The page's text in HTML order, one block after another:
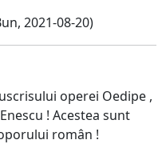
2021-08-20)
operei Oedipe ,
! Acestea sunt
român !